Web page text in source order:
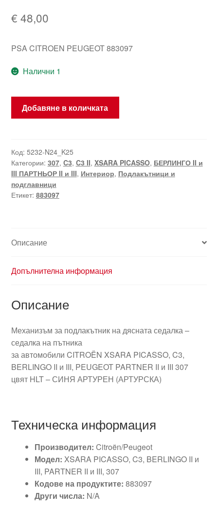
€ 48,00
PSA CITROEN PEUGEOT 883097
Налични 1
количество
подлакътник
Citroën
Peugeot
883097
Добавяне в количката
Код: 5232-N24_K25
Категории: 307, C3, C3 II, XSARA PICASSO, БЕРЛИНГО II и
III ПАРТНЬОР II и III, Интериор, Подлакътници и
подглавници
Етикет: 883097
Описание
Допълнителна информация
Описание
Механизъм за подлакътник на дясната седалка –
седалка на пътника
за автомобили CITROËN XSARA PICASSO, C3,
BERLINGO II и III, PEUGEOT PARTNER II и III 307
цвят HLT – СИНЯ АРТУРЕН (АРТУРСКА)
Техническа информация
Производител: Citroën/Peugeot
Модел: XSARA PICASSO, C3, BERLINGO II и
III, PARTNER II и III, 307
Кодове на продуктите: 883097
Други числа: N/A